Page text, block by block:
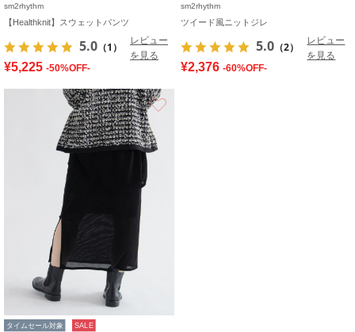
sm2rhythm
【Healthknit】スウェットパンツ
5.0 （1）
レビュー
を見る
¥5,225 -50%OFF-
sm2rhythm
ツイード風ニットジレ
5.0 （2）
レビュー
を見る
¥2,376 -60%OFF-
タイムセール対象 SALE